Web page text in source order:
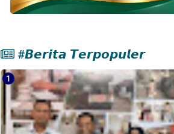
#𝘽𝙚𝙧𝙞𝙩𝙖 𝙏𝙚𝙧𝙥𝙤𝙥𝙪𝙡𝙚𝙧